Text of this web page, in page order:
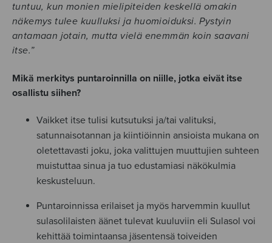
tuntuu, kun monien mielipiteiden keskellä omakin
näkemys tulee kuulluksi ja huomioiduksi. Pystyin
antamaan jotain, mutta vielä enemmän koin saavani
itse.”
Mikä merkitys puntaroinnilla on niille, jotka eivät itse
osallistu siihen?
Vaikket itse tulisi kutsutuksi ja/tai valituksi,
satunnaisotannan ja kiintiöinnin ansioista mukana on
oletettavasti joku, joka valittujen muuttujien suhteen
muistuttaa sinua ja tuo edustamiasi näkökulmia
keskusteluun.
Puntaroinnissa erilaiset ja myös harvemmin kuullut
sulasolilaisten äänet tulevat kuuluviin eli Sulasol voi
kehittää toimintaansa jäsentensä toiveiden